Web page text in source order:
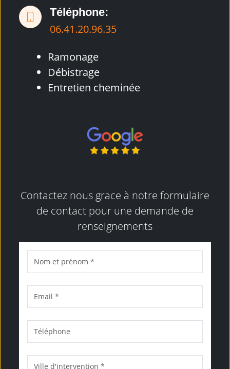
Téléphone:
06.41.20.96.35
Ramonage
Débistrage
Entretien cheminée
Contactez nous grace à notre formulaire
de contact pour une demande de
renseignements